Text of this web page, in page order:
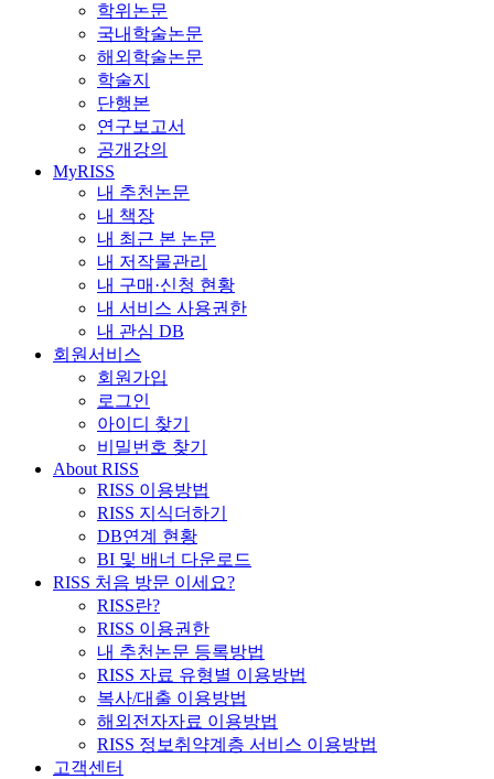
학위논문
국내학술논문
해외학술논문
학술지
단행본
연구보고서
공개강의
MyRISS
내 추천논문
내 책장
내 최근 본 논문
내 저작물관리
내 구매·신청 현황
내 서비스 사용권한
내 관심 DB
회원서비스
회원가입
로그인
아이디 찾기
비밀번호 찾기
About RISS
RISS 이용방법
RISS 지식더하기
DB연계 현황
BI 및 배너 다운로드
RISS 처음 방문 이세요?
RISS란?
RISS 이용권한
내 추천논문 등록방법
RISS 자료 유형별 이용방법
복사/대출 이용방법
해외전자자료 이용방법
RISS 정보취약계층 서비스 이용방법
고객센터